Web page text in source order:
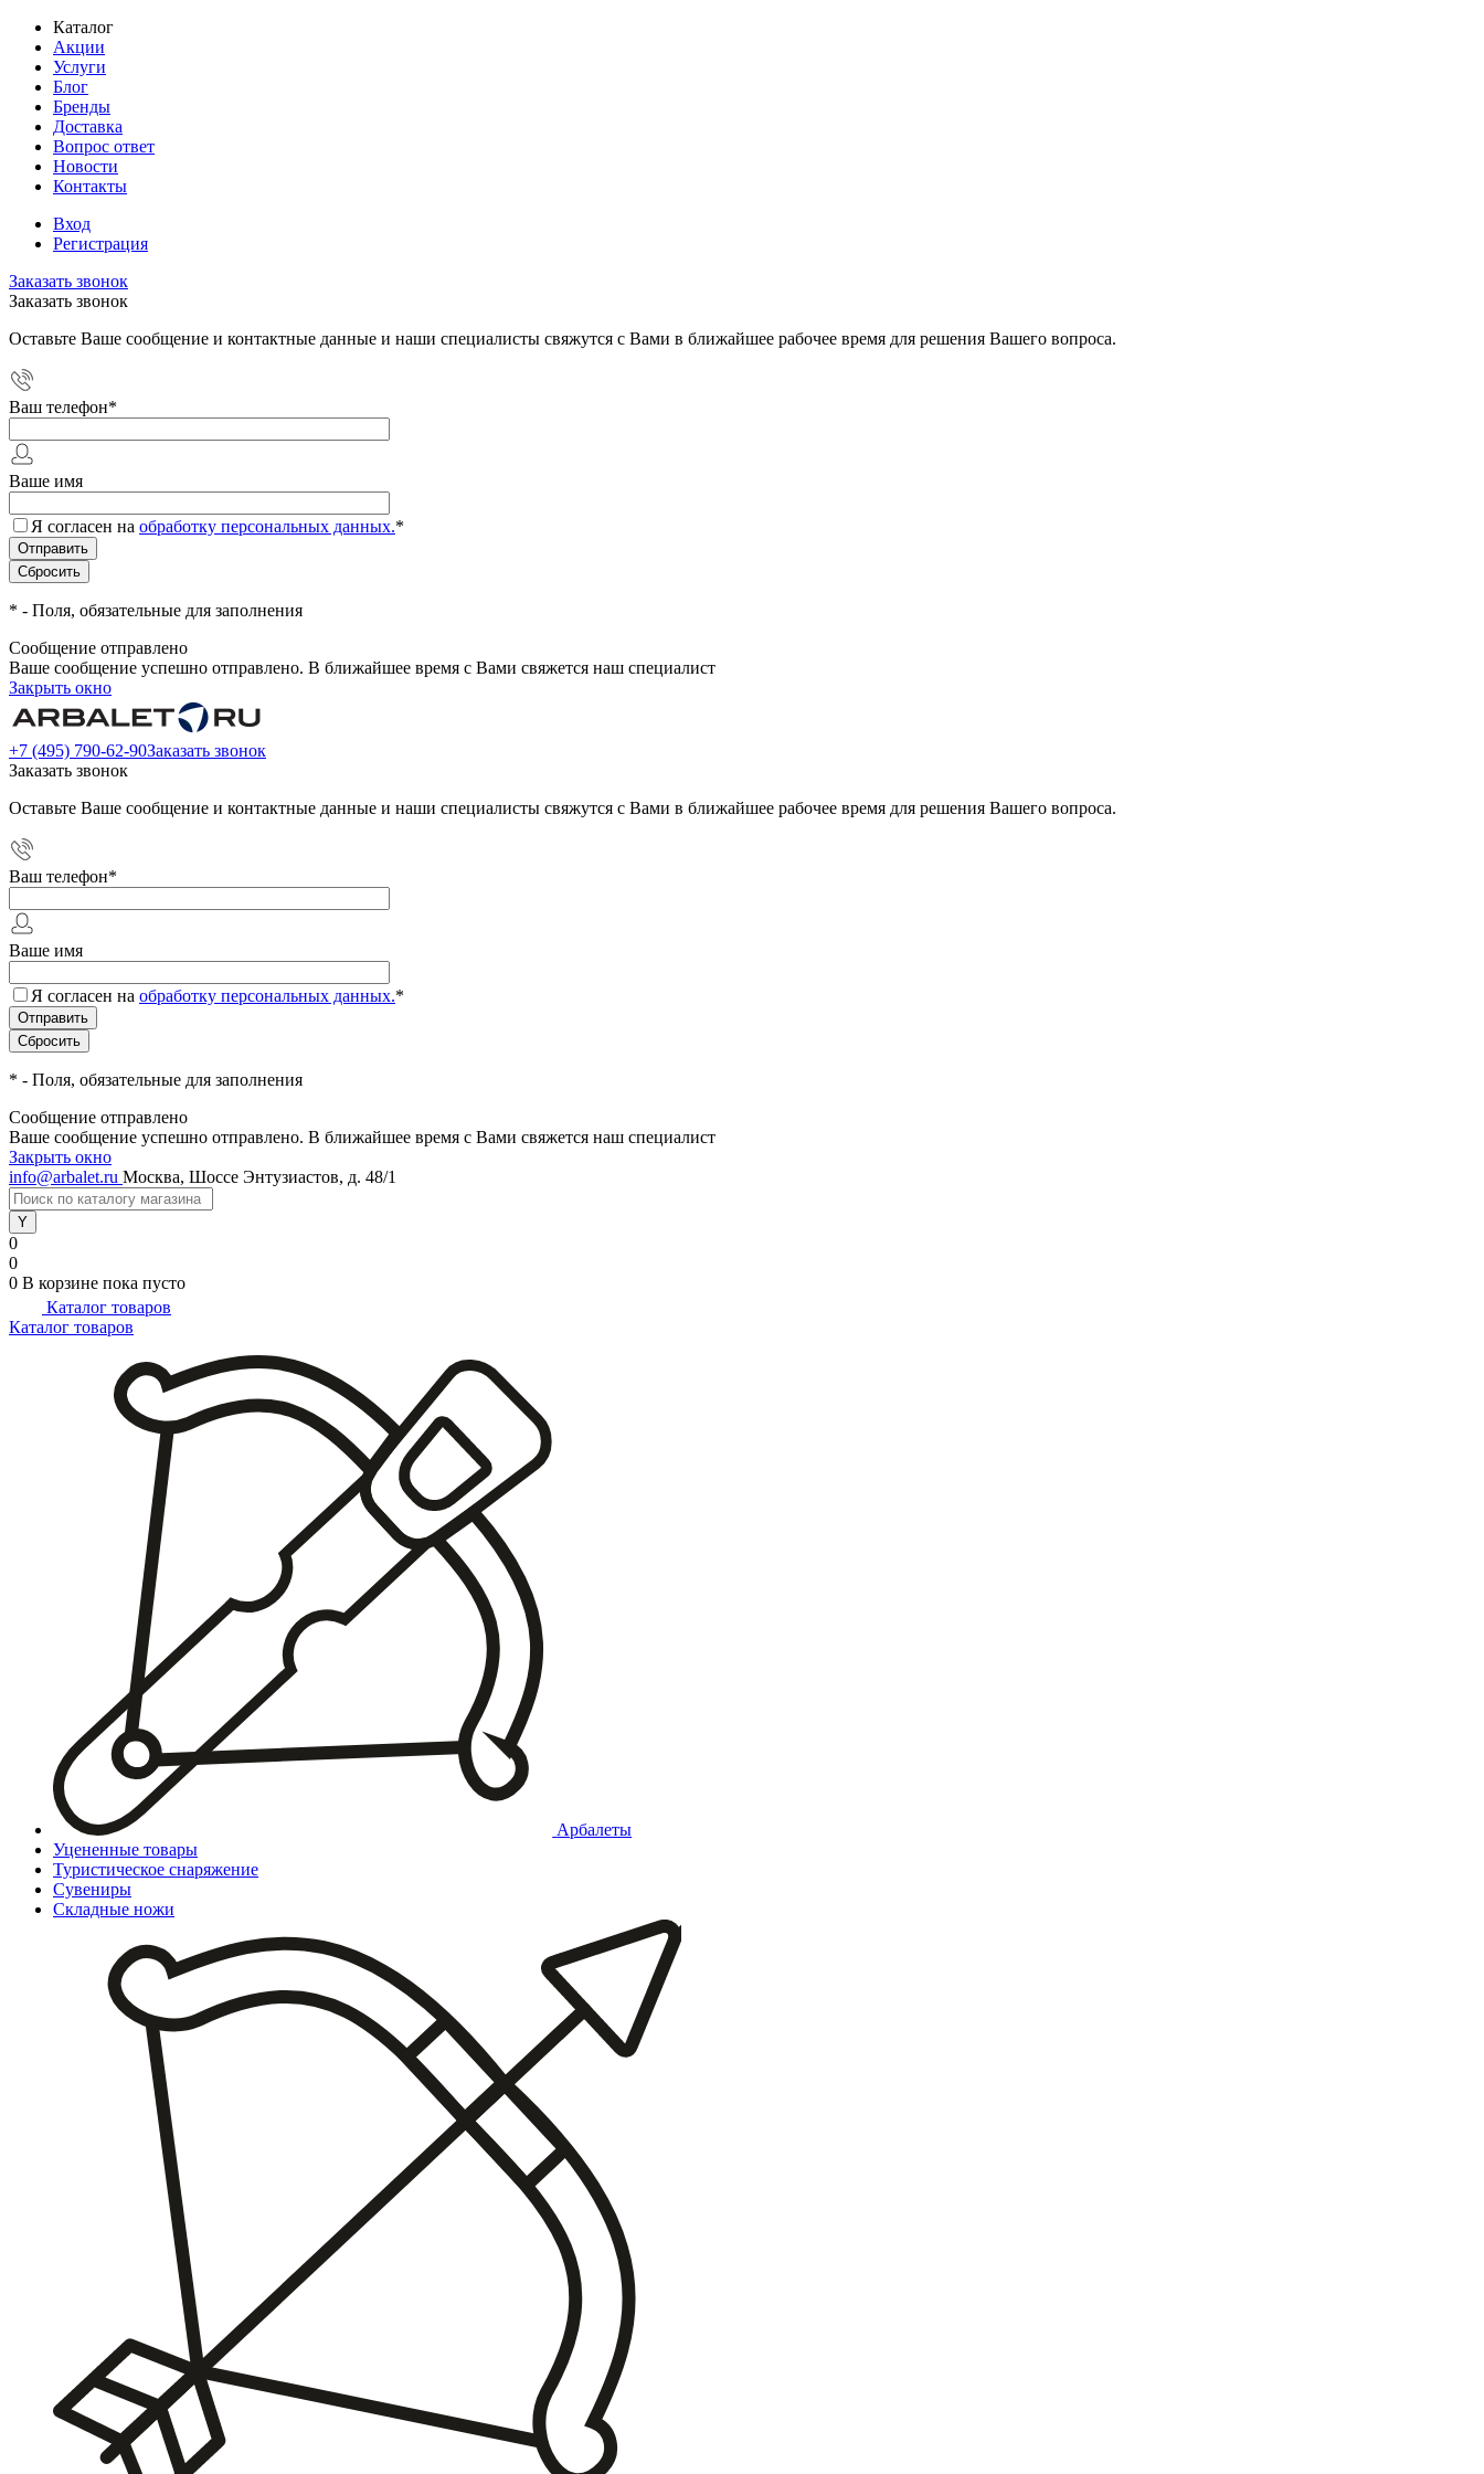
Каталог
Акции
Услуги
Блог
Бренды
Доставка
Вопрос ответ
Новости
Контакты
Вход
Регистрация
Заказать звонок
Заказать звонок
Оставьте Ваше сообщение и контактные данные и наши специалисты свяжутся с Вами в ближайшее рабочее время для решения Вашего вопроса.
Ваш телефон*
Ваше имя
Я согласен на обработку персональных данных.*
* - Поля, обязательные для заполнения
Сообщение отправлено
Ваше сообщение успешно отправлено. В ближайшее время с Вами свяжется наш специалист
Закрыть окно
+7 (495) 790-62-90Заказать звонок
Заказать звонок
Оставьте Ваше сообщение и контактные данные и наши специалисты свяжутся с Вами в ближайшее рабочее время для решения Вашего вопроса.
Ваш телефон*
Ваше имя
Я согласен на обработку персональных данных.*
* - Поля, обязательные для заполнения
Сообщение отправлено
Ваше сообщение успешно отправлено. В ближайшее время с Вами свяжется наш специалист
Закрыть окно
info@arbalet.ru Москва, Шоссе Энтузиастов, д. 48/1
0
0
0 В корзине пока пусто
Каталог товаров
Каталог товаров
Арбалеты
Уцененные товары
Туристическое снаряжение
Сувениры
Складные ножи